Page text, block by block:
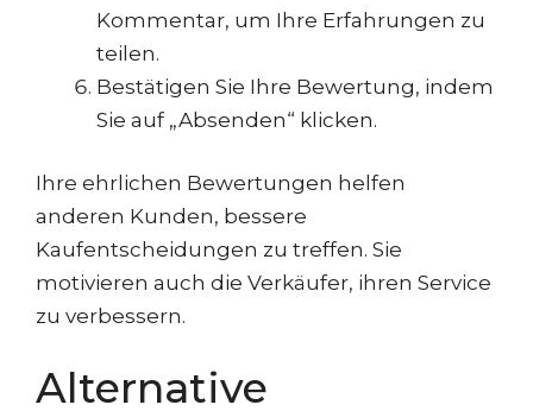
Kommentar, um Ihre Erfahrungen zu
teilen.
Bestätigen Sie Ihre Bewertung, indem
Sie auf „Absenden“ klicken.
Ihre ehrlichen Bewertungen helfen
anderen Kunden, bessere
Kaufentscheidungen zu treffen. Sie
motivieren auch die Verkäufer, ihren Service
zu verbessern.
Alternative